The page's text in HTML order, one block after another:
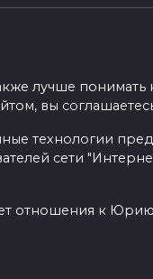
лучше
вы
технологии
сети
отношения к